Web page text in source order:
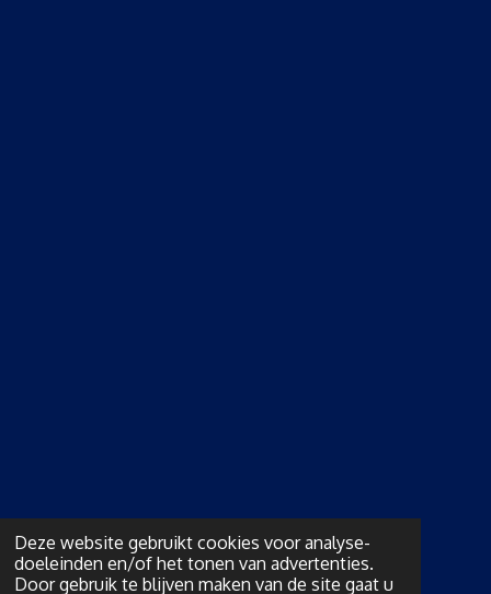
Deze website gebruikt cookies voor analyse-
doeleinden en/of het tonen van advertenties.
Door gebruik te blijven maken van de site gaat u